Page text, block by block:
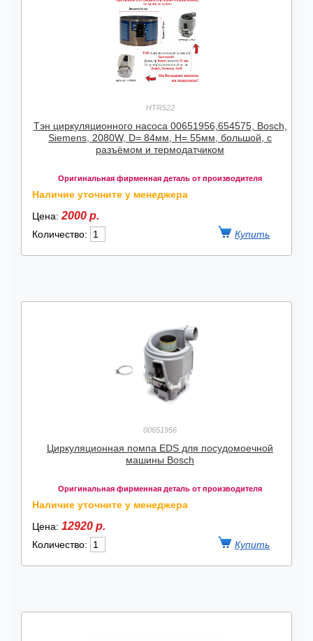
HTR522
Тэн циркуляционного насоса 00651956,654575, Bosch,
Siemens, 2080W, D= 84мм, H= 55мм, большой, с
разъёмом и термодатчиком
Оригинальная фирменная деталь от производителя
Наличие уточните у менеджера
Цена: 2000 р.
Количество:
00651956
Циркуляционная помпа EDS для посудомоечной
машины Bosch
Оригинальная фирменная деталь от производителя
Наличие уточните у менеджера
Цена: 12920 р.
Количество: